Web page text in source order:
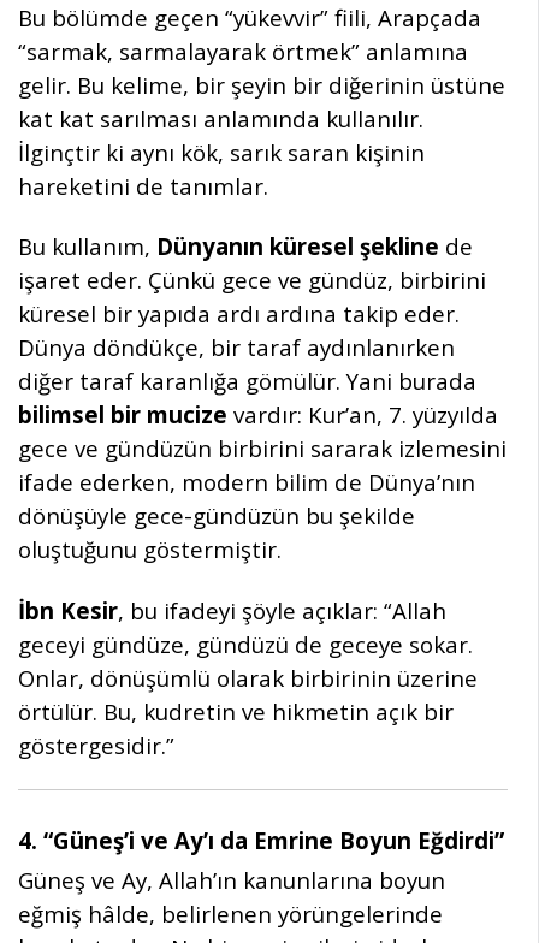
Bu bölümde geçen “yükevvir” fiili, Arapçada
“sarmak, sarmalayarak örtmek” anlamına
gelir. Bu kelime, bir şeyin bir diğerinin üstüne
kat kat sarılması anlamında kullanılır.
İlginçtir ki aynı kök, sarık saran kişinin
hareketini de tanımlar.
Bu kullanım, Dünyanın küresel şekline de
işaret eder. Çünkü gece ve gündüz, birbirini
küresel bir yapıda ardı ardına takip eder.
Dünya döndükçe, bir taraf aydınlanırken
diğer taraf karanlığa gömülür. Yani burada
bilimsel bir mucize vardır: Kur’an, 7. yüzyılda
gece ve gündüzün birbirini sararak izlemesini
ifade ederken, modern bilim de Dünya’nın
dönüşüyle gece-gündüzün bu şekilde
oluştuğunu göstermiştir.
İbn Kesir, bu ifadeyi şöyle açıklar: “Allah
geceyi gündüze, gündüzü de geceye sokar.
Onlar, dönüşümlü olarak birbirinin üzerine
örtülür. Bu, kudretin ve hikmetin açık bir
göstergesidir.”
4. “Güneş’i ve Ay’ı da Emrine Boyun Eğdirdi”
Güneş ve Ay, Allah’ın kanunlarına boyun
eğmiş hâlde, belirlenen yörüngelerinde